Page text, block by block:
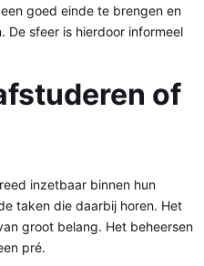
goed einde te brengen en
De sfeer is hierdoor informeel
of
inzetbaar binnen hun
taken die daarbij horen. Het
groot belang. Het beheersen
pré.